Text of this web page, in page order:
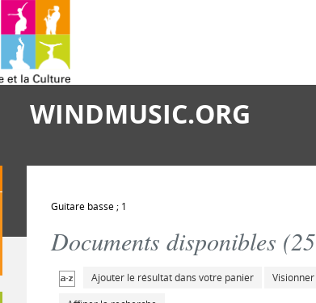
WINDMUSIC.ORG
Guitare basse ; 1
Documents disponibles (
Ajouter le résultat dans votre panier